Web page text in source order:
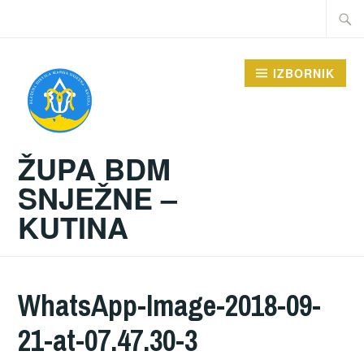
Traži:
ŽUPA BDM
SNJEŽNE –
KUTINA
IZBORNIK
WhatsApp-Image-2018-09-
21-at-07.47.30-3